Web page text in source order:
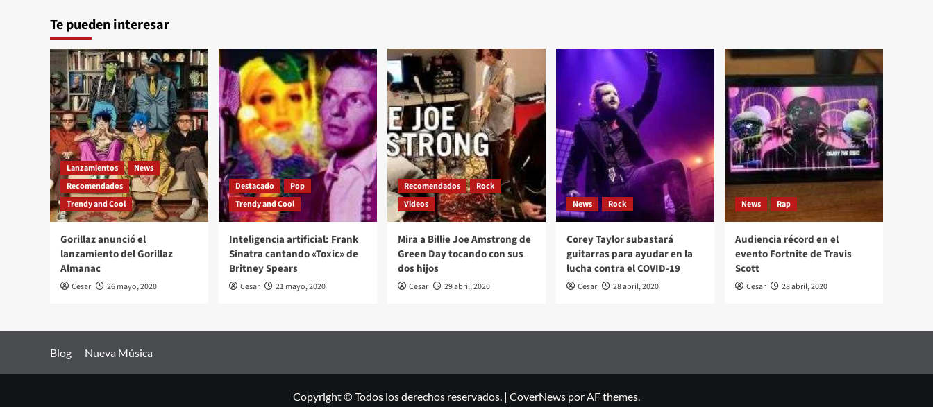
Te pueden interesar
Lanzamientos
News
Recomendados
Trendy and Cool
Gorillaz anunció el
lanzamiento del Gorillaz
Almanac
Cesar 26 mayo, 2020
Destacado
Pop
Trendy and Cool
Inteligencia artificial: Frank
Sinatra cantando «Toxic» de
Britney Spears
Cesar 21 mayo, 2020
Recomendados
Rock
Videos
Mira a Billie Joe Amstrong de
Green Day tocando con sus
dos hijos
Cesar 29 abril, 2020
News Rock
Corey Taylor subastará
guitarras para ayudar en la
lucha contra el COVID-19
Cesar 28 abril, 2020
News Rap
Audiencia récord en el
evento Fortnite de Travis
Scott
Cesar 28 abril, 2020
Blog Nueva Música
Copyright © Todos los derechos reservados. | CoverNews por AF themes.